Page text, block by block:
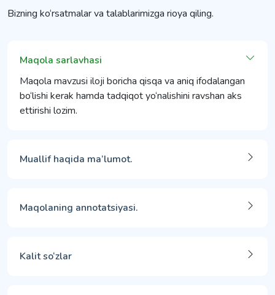
Bizning ko‘rsatmalar va talablarimizga rioya qiling.
Maqola sarlavhasi
Maqola mavzusi iloji boricha qisqa va aniq ifodalangan
bo‘lishi kerak hamda tadqiqot yo‘nalishini ravshan aks
ettirishi lozim.
Muallif haqida ma’lumot.
Maqolaning annotatsiyasi.
Kalit so‘zlar